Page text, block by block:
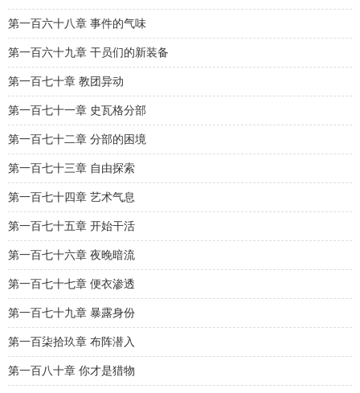
第一百六十八章 事件的气味
第一百六十九章 干员们的新装备
第一百七十章 教团异动
第一百七十一章 史瓦格分部
第一百七十二章 分部的困境
第一百七十三章 自由探索
第一百七十四章 艺术气息
第一百七十五章 开始干活
第一百七十六章 夜晚暗流
第一百七十七章 便衣渗透
第一百七十九章 暴露身份
第一百柒拾玖章 布阵潜入
第一百八十章 你才是猎物